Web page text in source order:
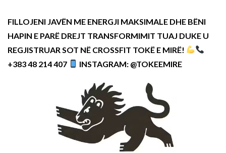
FILLOJENI JAVËN ME ENERGJI MAKSIMALE DHE BËNI
HAPIN E PARË DREJT TRANSFORMIMIT TUAJ DUKE U
REGJISTRUAR SOT NË CROSSFIT TOKË E MIRË!
+383 48 214 407
INSTAGRAM: @TOKEEMIRE